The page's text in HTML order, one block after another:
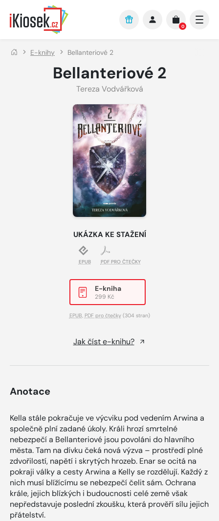
Přejít na hlavní obsah
0
E-knihy Bellanteriové 2
Bellanteriové 2
Tereza Vodvářková
UKÁZKA KE STAŽENÍ
EPUB PDF PRO ČTEČKY
E-kniha
299 Kč
EPUB, PDF pro čtečky(304 stran)
Jak číst e-knihu?
Anotace
Kella stále pokračuje ve výcviku pod vedením Arwina a
společně plní zadané úkoly. Králi hrozí smrtelné
nebezpečí a Bellanteriové jsou povoláni do hlavního
města. Tam na dívku čeká nová výzva – prostředí plné
zdvořilostí, napětí i skrytých hrozeb. Enar se ocitá na
pokraji války a cesty Arwina a Kelly se rozdělují. Každý z
nich musí blížícímu se nebezpečí čelit sám. Ochrana
krále, jejich blízkých i budoucnosti celé země však
nepředstavuje poslední zkoušku, která prověří sílu jejich
přátelství.